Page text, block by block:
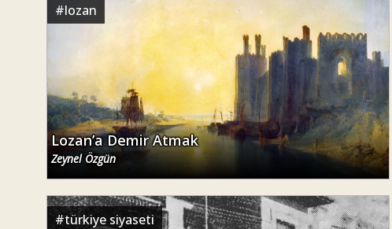
#lozan
Lozan’a Demir Atmak
Zeynel Özgün
#türkiye siyaseti